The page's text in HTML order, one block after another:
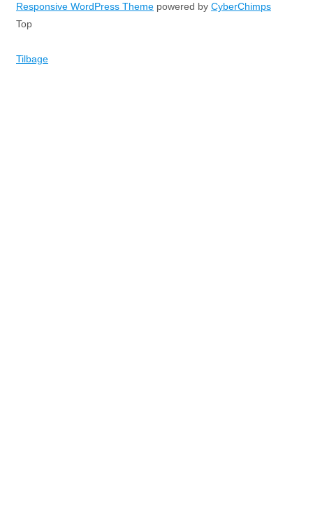
Responsive WordPress Theme powered by CyberChimps
Top
Tilbage